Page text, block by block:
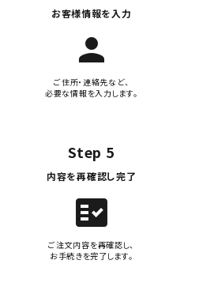
お客様情報を入力
person
ご住所・連絡先など、
必要な情報を入力します。
Step 5
内容を再確認し完了
fact_check
ご注文内容を再確認し、
お手続きを完了します。